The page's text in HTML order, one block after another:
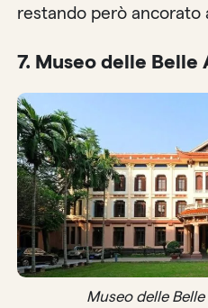
restando però ancorato
7. Museo delle
Museo delle